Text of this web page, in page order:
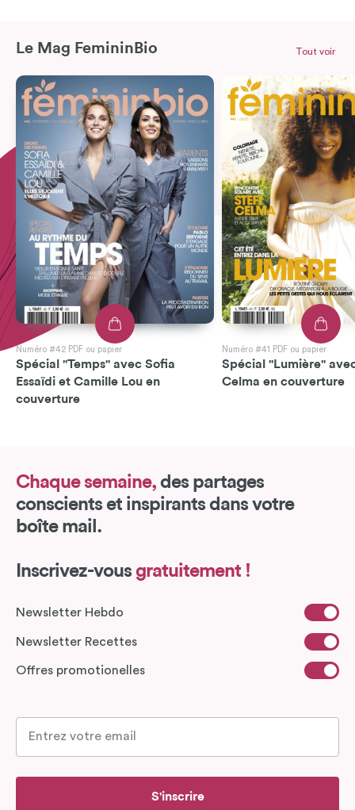
Le Mag FemininBio
Numéro #42 PDF ou papier
Spécial "Temps" avec Sofia
Essaïdi et Camille Lou en
couverture
Numéro #41 PDF ou papier
Spécial "Lumière"
Celma en couverture
Tout voir
Chaque semaine, des partages
conscients et inspirants dans votre
boîte mail.
Inscrivez-vous gratuitement !
Newsletter Hebdo
Newsletter Recettes
Offres promotionelles
S'inscrire